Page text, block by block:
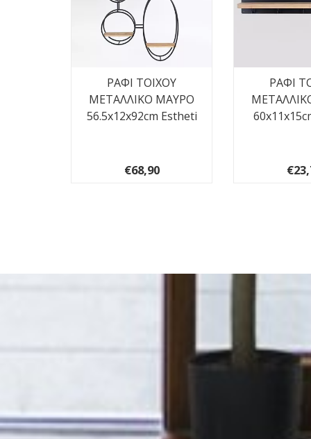
ΡΑΦΙ ΤΟΙΧΟΥ
ΜΕΤΑΛΛΙΚΟ ΜΑΥΡΟ
56.5x12x92cm Estheti
€68,90
ΡΑΦΙ